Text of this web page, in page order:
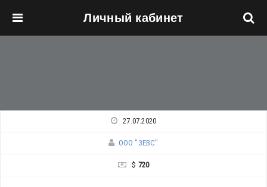
Личный кабинет
27.07.2020
ООО "ЗЕВС"
$ 720